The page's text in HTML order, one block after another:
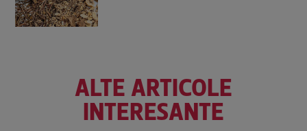
ALTE ARTICOLE
INTERESANTE